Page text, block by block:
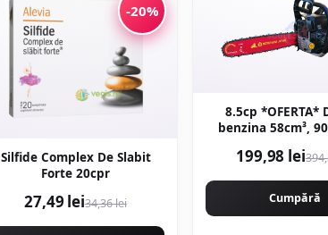
-20%
Silfide Complex De Slabit
Forte 20cpr
27,49 lei34,36 lei
8.5cp *OFERTA*
benzina 58cm³,
WALBRO -
199,98 lei
Cumpără